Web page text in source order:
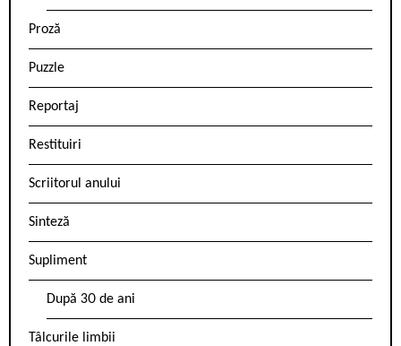
Proză
Puzzle
Reportaj
Restituiri
Scriitorul anului
Sinteză
Supliment
După 30 de ani
Tâlcurile limbii